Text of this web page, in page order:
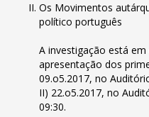
Os Movimentos
político português
A investigação está
apresentação dos
09.o5.2017, no
II) 22.o5.2017, no
09:30.